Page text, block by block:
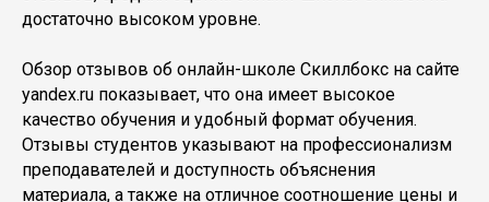
достаточно высоком уровне.
Обзор отзывов об онлайн-школе Скиллбокс на сайте
yandex.ru показывает, что она имеет высокое
качество обучения и удобный формат обучения.
Отзывы студентов указывают на профессионализм
преподавателей и доступность объяснения
материала, а также на отличное соотношение цены и